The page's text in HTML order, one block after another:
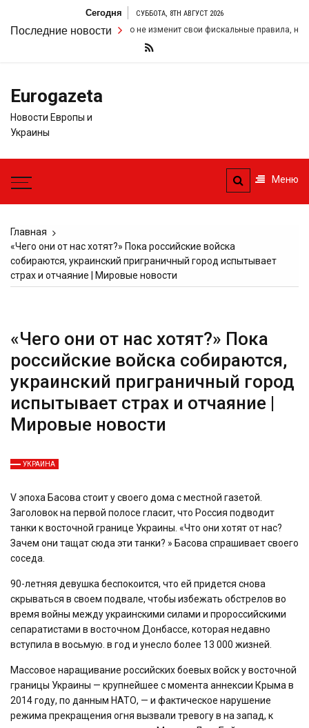
содержимому
Сегодня СУББОТА, 8TH АВГУСТ 2026
Последние новости
что правительство не изменит свои фискальные правила, назвав их
Eurogazeta
Новости Европы и
Украины
Меню
Главная
«Чего они от нас хотят?» Пока российские войска
собираются, украинский приграничный город испытывает
страх и отчаяние | Мировые новости
«Чего они от нас хотят?» Пока
российские войска собираются,
украинский приграничный город
испытывает страх и отчаяние |
Мировые новости
УКРАИНА
Vэпоха Басова стоит у своего дома с местной газетой.
Заголовок на первой полосе гласит, что Россия подводит
танки к восточной границе Украины. «Что они хотят от нас?
Зачем они тащат сюда эти танки? » Басова спрашивает своего
соседа.
90-летняя девушка беспокоится, что ей придется снова
скрываться в своем подвале, чтобы избежать обстрелов во
время войны между украинскими силами и пророссийскими
сепаратистами в восточном Донбассе, которая недавно
вступила в восьмую. в год и унесло более 13 000 жизней.
Массовое наращивание российских боевых войск у восточной
границы Украины — крупнейшее с момента аннексии Крыма в
2014 году, по данным НАТО, — и фактическое нарушение
режима прекращения огня вызвали тревогу в на запад, к